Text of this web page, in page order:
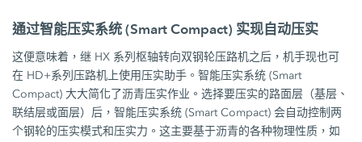
通过智能压实系统 (Smart Compact) 实现自动压实
这便意味着，继 HX 系列枢轴转向双钢轮压路机之后，机手现也可
在 HD+系列压路机上使用压实助手。智能压实系统 (Smart
Compact) 大大简化了沥青压实作业。选择要压实的路面层（基层、
联结层或面层）后，智能压实系统 (Smart Compact) 会自动控制两
个钢轮的压实模式和压实力。这主要基于沥青的各种物理性质，如